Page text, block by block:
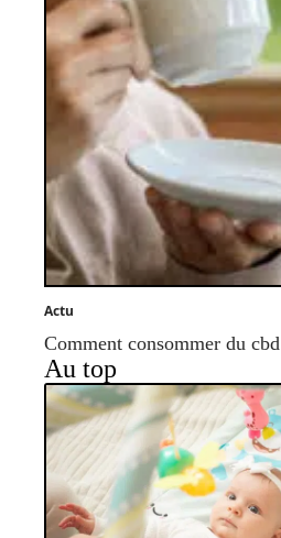
Actu
Comment consommer du
Au top